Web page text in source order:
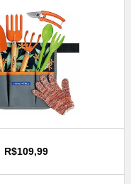
R$109,99